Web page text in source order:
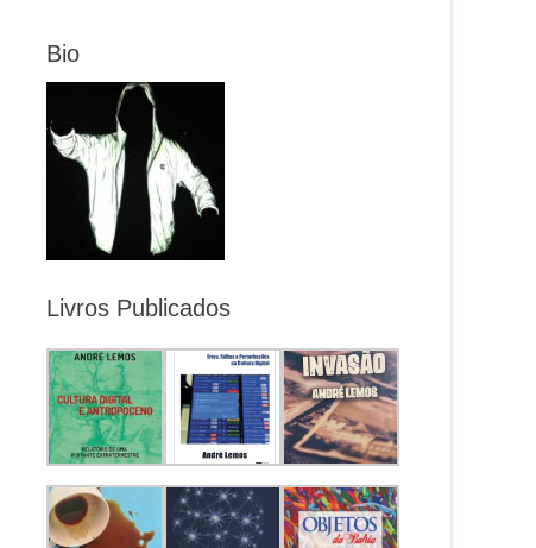
Bio
Livros Publicados